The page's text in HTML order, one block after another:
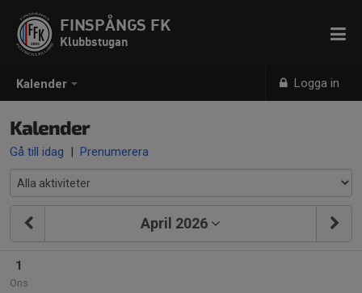
Kalender Logga in
FINSPÅNGS FK
Klubbstugan
Kalender
Gå till idag | Prenumerera
April 2026
1
Ons